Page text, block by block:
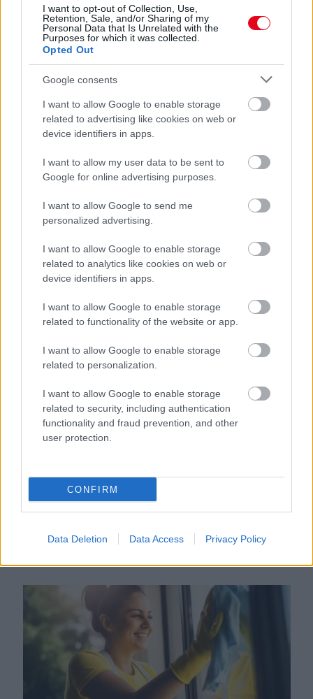
I want to opt-out of Collection, Use,
Retention, Sale, and/or Sharing of my
Personal Data that Is Unrelated with the
Purposes for which it was collected.
Opted Out
Google consents
I want to allow Google to enable storage
related to advertising like cookies on web or
device identifiers in apps.
I want to allow my user data to be sent to
Google for online advertising purposes.
I want to allow Google to send me
personalized advertising.
I want to allow Google to enable storage
related to analytics like cookies on web or
device identifiers in apps.
I want to allow Google to enable storage
related to functionality of the website or app.
I want to allow Google to enable storage
related to personalization.
I want to allow Google to enable storage
related to security, including authentication
functionality and fraud prevention, and other
user protection.
CONFIRM
Data Deletion Data Access Privacy Policy
SZÓDABIKARBÓNA A LEGERŐSEBB: EZT HASZNÁLJÁK A
SZÁLLODÁKBAN A VÍZKŐ ELLEN
Ez a szer tényleg eltünteti a vízkövet
24 óra
Ha ezt érzed evés után, a szervezeted fontos dologra
Orvos figyelmeztet: ezt az apró reggeli tünetet ne
söpörd a szőnyeg alá